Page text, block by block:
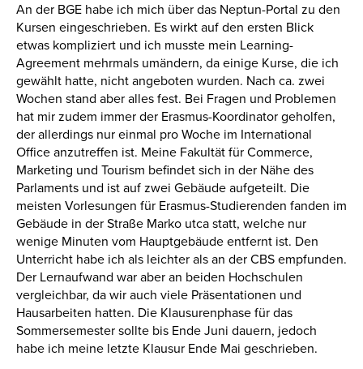
An der BGE habe ich mich über das Neptun-Portal zu den
Kursen eingeschrieben. Es wirkt auf den ersten Blick
etwas kompliziert und ich musste mein Learning-
Agreement mehrmals umändern, da einige Kurse, die ich
gewählt hatte, nicht angeboten wurden. Nach ca. zwei
Wochen stand aber alles fest. Bei Fragen und Problemen
hat mir zudem immer der Erasmus-Koordinator geholfen,
der allerdings nur einmal pro Woche im International
Office anzutreffen ist. Meine Fakultät für Commerce,
Marketing und Tourism befindet sich in der Nähe des
Parlaments und ist auf zwei Gebäude aufgeteilt. Die
meisten Vorlesungen für Erasmus-Studierenden fanden im
Gebäude in der Straße Marko utca statt, welche nur
wenige Minuten vom Hauptgebäude entfernt ist. Den
Unterricht habe ich als leichter als an der CBS empfunden.
Der Lernaufwand war aber an beiden Hochschulen
vergleichbar, da wir auch viele Präsentationen und
Hausarbeiten hatten. Die Klausurenphase für das
Sommersemester sollte bis Ende Juni dauern, jedoch
habe ich meine letzte Klausur Ende Mai geschrieben.